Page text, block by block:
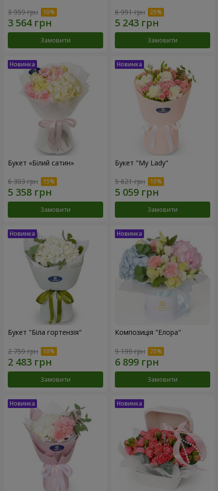
3 959 грн
Замовити
6 991 грн
Замовити
Букет «Білий сатин»
6 303 грн
Замовити
Букет "My Lady"
5 621 грн
Замовити
Букет "Біла гортензія"
2 759 грн
Замовити
Композиція "Елора"
9 199 грн
Замовити